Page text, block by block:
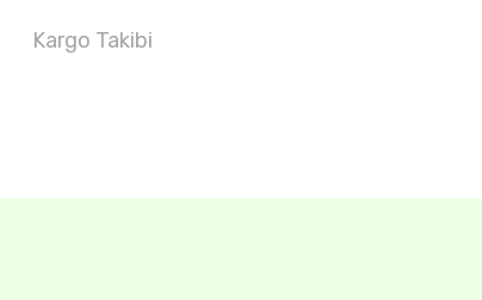
Kargo Takibi